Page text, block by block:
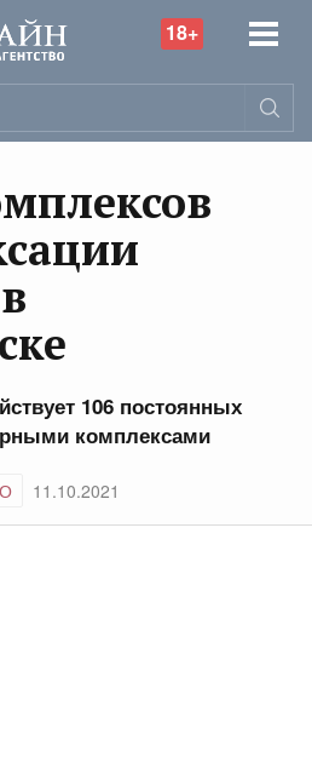
18+
106 постоянных
комплексами
11.10.2021